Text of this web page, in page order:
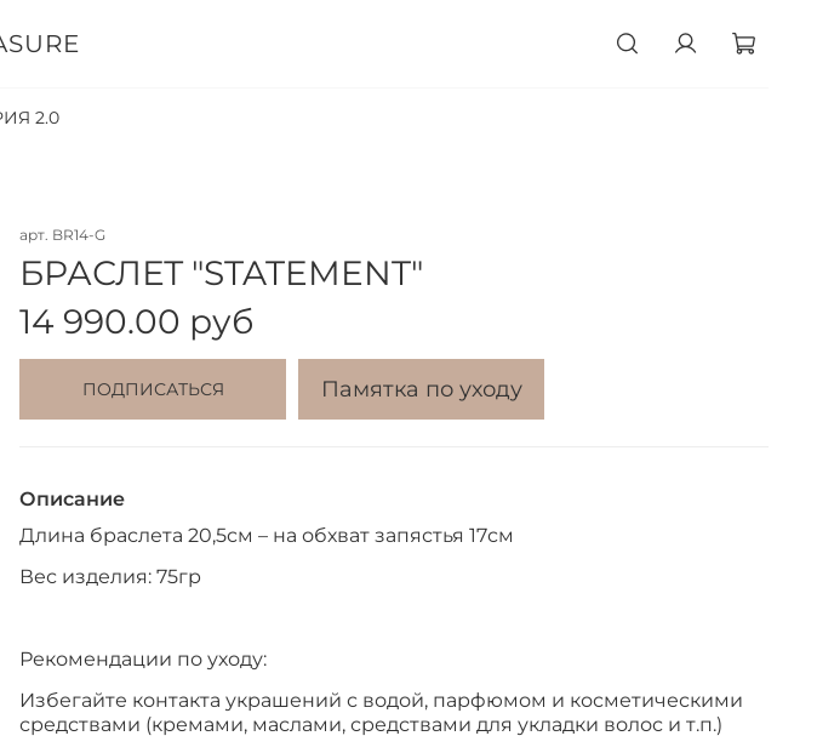
2.0
арт. BR14-G
БРАСЛЕТ "STATEMENT"
14 990.00 руб
Памятка по уходу
Описание
Длина браслета 20,5см – на обхват запястья 17см
Вес изделия: 75гр
Рекомендации по уходу:
Избегайте контакта украшений с водой, парфюмом и косметическими
средствами (кремами, маслами, средствами для укладки волос и т.п.)